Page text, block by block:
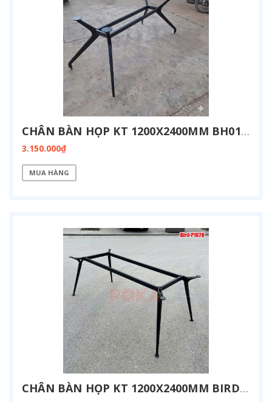
CHÂN BÀN HỌP KT 1200X2400MM BH01-1224
3.150.000₫
MUA HÀNG
CHÂN BÀN HỌP KT 1200X2400MM BIRD-P1224